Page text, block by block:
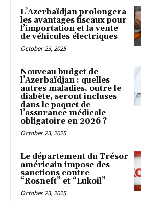
L’Azerbaïdjan prolongera
les avantages fiscaux pour
l’importation et la vente
de véhicules électriques
October 23, 2025
Nouveau budget de
l’Azerbaïdjan : quelles
autres maladies, outre le
diabète, seront incluses
dans le paquet de
l’assurance médicale
obligatoire en 2026 ?
October 23, 2025
Le département du Trésor
américain impose des
sanctions contre
“Rosneft” et “Lukoil”
October 23, 2025